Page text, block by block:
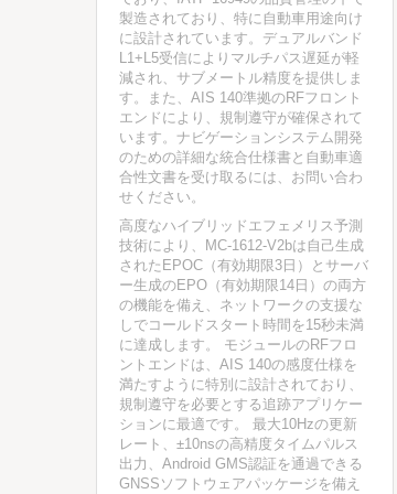
製造されており、特に自動車用途向け
に設計されています。デュアルバンド
L1+L5受信によりマルチパス遅延が軽
減され、サブメートル精度を提供しま
す。また、AIS 140準拠のRFフロント
エンドにより、規制遵守が確保されて
います。ナビゲーションシステム開発
のための詳細な統合仕様書と自動車適
合性文書を受け取るには、お問い合わ
せください。
高度なハイブリッドエフェメリス予測
技術により、MC-1612-V2bは自己生成
されたEPOC（有効期限3日）とサーバ
ー生成のEPO（有効期限14日）の両方
の機能を備え、ネットワークの支援な
しでコールドスタート時間を15秒未満
に達成します。 モジュールのRFフロ
ントエンドは、AIS 140の感度仕様を
満たすように特別に設計されており、
規制遵守を必要とする追跡アプリケー
ションに最適です。 最大10Hzの更新
レート、±10nsの高精度タイムパルス
出力、Android GMS認証を通過できる
GNSSソフトウェアパッケージを備え